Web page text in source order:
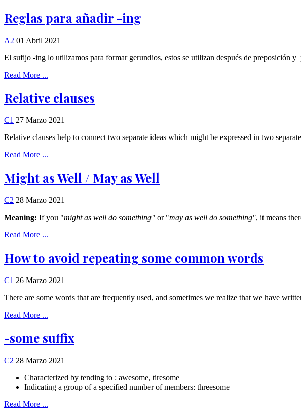
Reglas para añadir -ing
A2 01 Abril 2021
El sufijo -ing lo utilizamos para formar gerundios, estos se utilizan después de preposición
Read More ...
Relative clauses
C1 27 Marzo 2021
Relative clauses help to connect two separate ideas which might be expressed in two
Read More ...
Might as Well / May as Well
C2 28 Marzo 2021
Meaning: If you "might as well do something" or "may as well do something", it means
Read More ...
How to avoid repeating some common words
C1 26 Marzo 2021
There are some words that are frequently used, and sometimes we realize that we have
Read More ...
-some suffix
C2 28 Marzo 2021
Characterized by tending to : awesome, tiresome
Indicating a group of a specified number of members: threesome
Read More ...